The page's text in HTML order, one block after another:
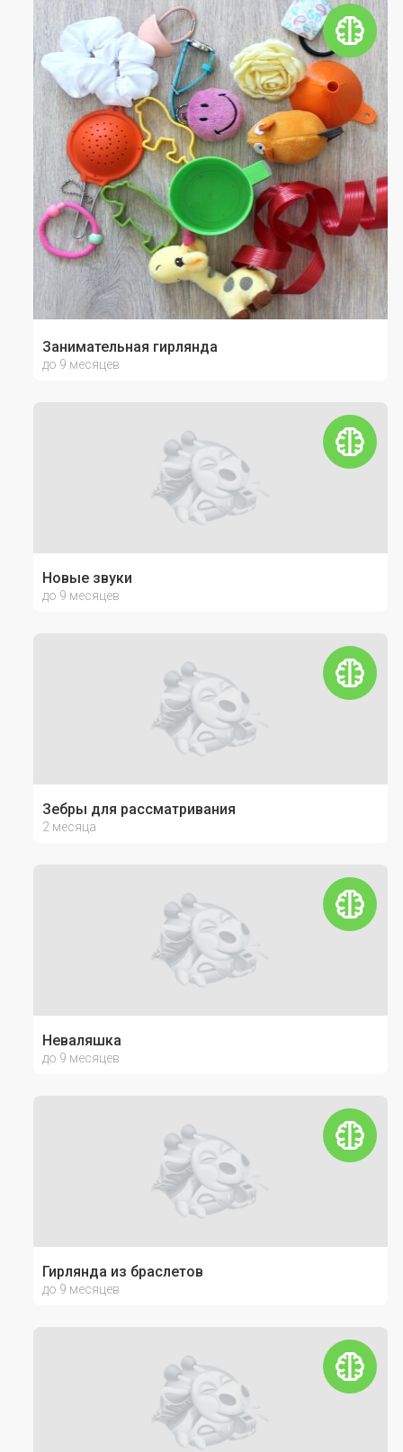
Занимательная гирлянда
до 9 месяцев
Новые звуки
до 9 месяцев
Зебры для рассматривания
2 месяца
Неваляшка
до 9 месяцев
Гирлянда из браслетов
до 9 месяцев